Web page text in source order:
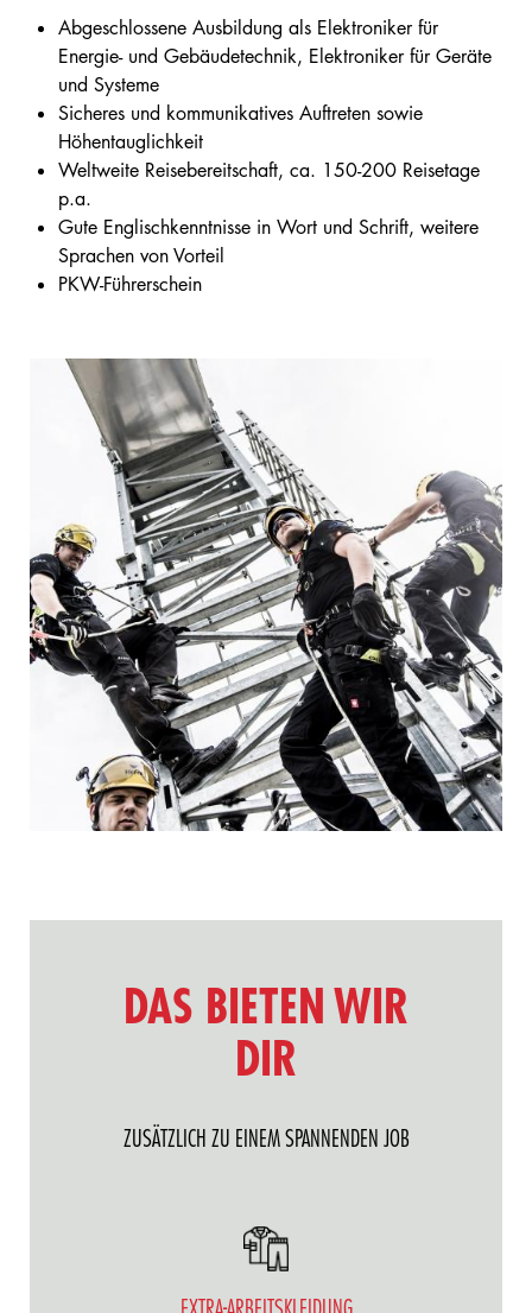
Abgeschlossene Ausbildung als Elektroniker für
Energie- und Gebäudetechnik, Elektroniker für Geräte
und Systeme
Sicheres und kommunikatives Auftreten sowie
Höhentauglichkeit
Weltweite Reisebereitschaft, ca. 150-200 Reisetage
p.a.
Gute Englischkenntnisse in Wort und Schrift, weitere
Sprachen von Vorteil
PKW-Führerschein
DAS BIETEN WIR
DIR
ZUSÄTZLICH ZU EINEM SPANNENDEN JOB